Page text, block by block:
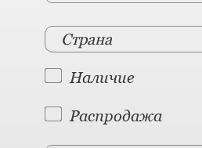
Страна
Наличие
Распродажа